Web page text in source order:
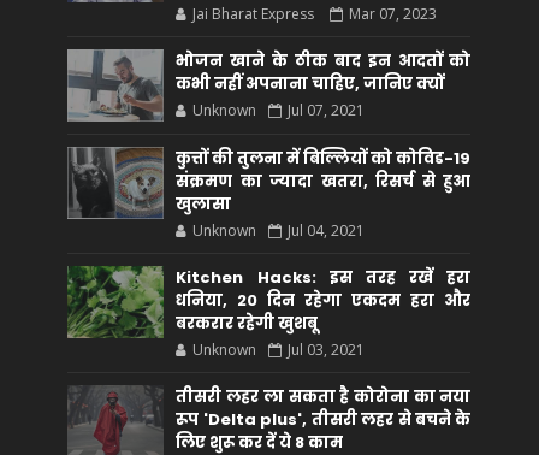
Jai Bharat Express Mar 07, 2023
भोजन खाने के ठीक बाद इन आदतों को
कभी नहीं अपनाना चाहिए, जानिए क्यों
Unknown Jul 07, 2021
कुत्तों की तुलना में बिल्लियों को कोविड-19
संक्रमण का ज्यादा खतरा, रिसर्च से हुआ
खुलासा
Unknown Jul 04, 2021
Kitchen Hacks: इस तरह रखें हरा
धनिया, 20 दिन रहेगा एकदम हरा और
बरकरार रहेगी खुशबू
Unknown Jul 03, 2021
तीसरी लहर ला सकता है कोरोना का नया
रूप 'Delta plus', तीसरी लहर से बचने के
लिए शुरू कर दें ये 8 काम